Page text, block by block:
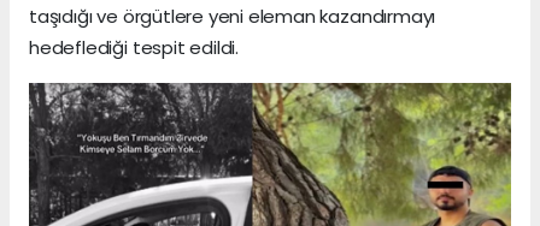
taşıdığı ve örgütlere yeni eleman kazandırmayı
hedeflediği tespit edildi.